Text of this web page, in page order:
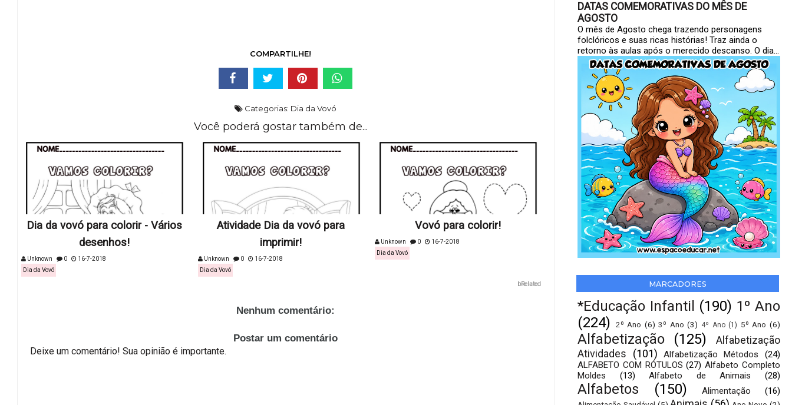
COMPARTILHE!
Categorias: Dia da Vovó
Você poderá gostar também de...
Dia da vovó para colorir - Vários
desenhos!
Unknown 0
16-7-2018
Dia da Vovó
Atividade Dia da vovó para
imprimir!
Unknown 0
16-7-2018
Dia da Vovó
Vovó para colorir!
Unknown 0
16-7-2018
Dia da Vovó
bRelated
Nenhum comentário:
Postar um comentário
Deixe um comentário! Sua opinião é importante.
DATAS COMEMORATIVAS DO MÊS DE
AGOSTO
O mês de Agosto chega trazendo personagens
folclóricos e suas ricas histórias! Traz ainda o
retorno às aulas após o merecido descanso. O dia...
MARCADORES
*Educação Infantil (190) 1º Ano
(224)
2º Ano (6) 3º Ano (3) 4º Ano (1) 5º Ano (6)
Alfabetização (125)
Alfabetização
Atividades
(101) Alfabetização Métodos
(24)
ALFABETO COM RÓTULOS (27) Alfabeto Completo
Moldes
(13) Alfabeto de Animais (28)
Alfabetos (150) Alimentação (16)